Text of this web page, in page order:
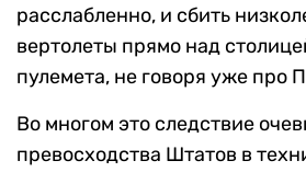
расслабленно, и сбить
вертолеты прямо над
пулемета, не говоря уже про
Во многом это следствие
превосходства Штатов в